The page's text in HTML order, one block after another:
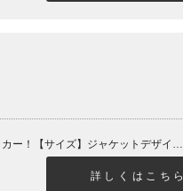
「ストロヴェリー」ジャケットデザインとタイトルロゴの2種入りステッカー！【サイズ】ジャケットデザイン ...
詳しくはこちら